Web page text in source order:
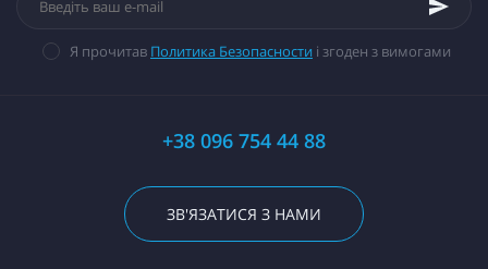
Я прочитав Политика Безопасности і згоден з вимогами
+38 096 754 44 88
ЗВ'ЯЗАТИСЯ З НАМИ